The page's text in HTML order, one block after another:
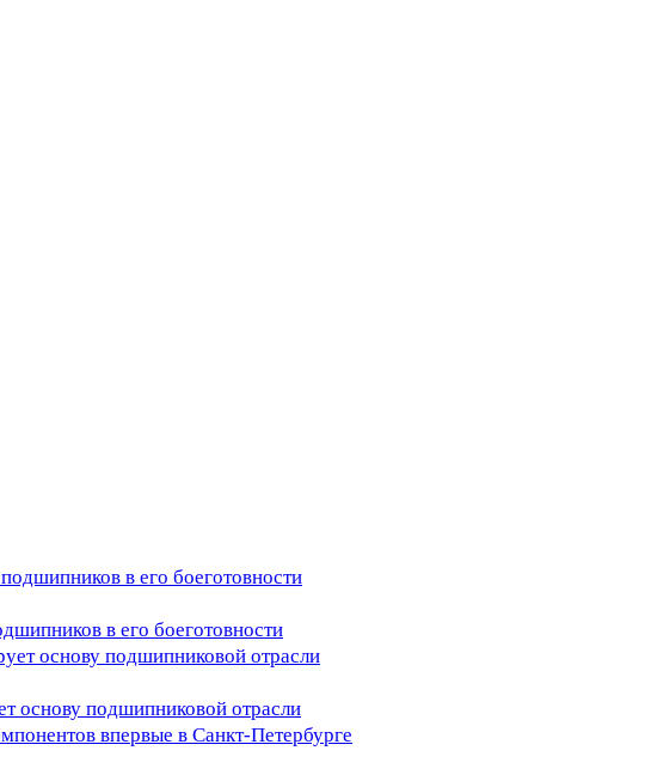
в его боеготовности
основу подшипниковой отрасли